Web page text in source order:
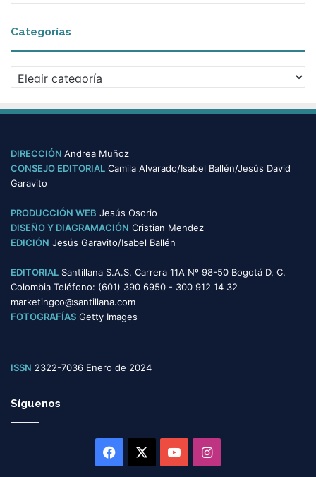
Categorías
Categorías
DIRECCIÓN Andrea Muñoz
CONSEJO EDITORIAL Camila Alvarado/Isabel Ballén/Jesús David
Garavito
PRODUCCIÓN WEB Jesús Osorio
DISEÑO Y DIAGRAMACIÓN Cristian Mendez
EDICIÓN Jesús Garavito/Isabel Ballén
EDITORIAL Santillana S.A.S. Carrera 11A Nº 98-50 Bogotá D. C.
Colombia Teléfono: (601) 390 6950 - 300 912 14 32
marketingco@santillana.com
FOTOGRAFÍAS Getty Images
ISSN 2322-7036 Enero de 2024
Síguenos
Facebook YouTubeInstagram